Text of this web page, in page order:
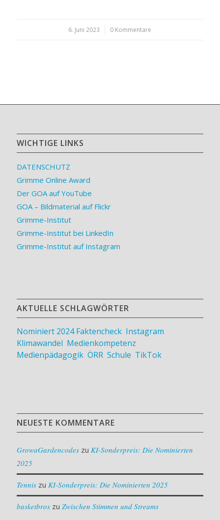
6. Juni 2023
/ 0 Kommentare
WICHTIGE LINKS
DATENSCHUTZ
Grimme Online Award
Der GOA auf YouTube
GOA – Bildmaterial auf Flickr
Grimme-Institut
Grimme-Institut bei LinkedIn
Grimme-Institut auf Instagram
AKTUELLE SCHLAGWÖRTER
Nominiert 2024 Faktencheck, Instagram
Klimawandel Medienkompetenz
Medienpädagogik, ÖRR, Schule TikTok
NEUESTE KOMMENTARE
GrowaGardencodeszu KI-Sonderpreis: Die Nominierten
2025
Tenniszu KI-Sonderpreis: Die Nominierten 2025
basketbroszu Zwischen Stimmen und Streams